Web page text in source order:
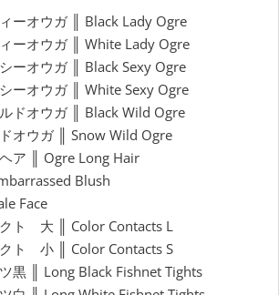
ーオウガ ║ Black Lady Ogre
ーオウガ ║ White Lady Ogre
ーオウガ ║ Black Sexy Ogre
ーオウガ ║ White Sexy Ogre
ドオウガ ║ Black Wild Ogre
オウガ ║ Snow Wild Ogre
ア ║ Ogre Long Hair
Blush
Face
ト 大 ║ Color Contacts L
ト 小 ║ Color Contacts S
黒 ║ Long Black Fishnet Tights